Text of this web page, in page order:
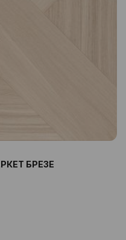
БРЕЗЕ